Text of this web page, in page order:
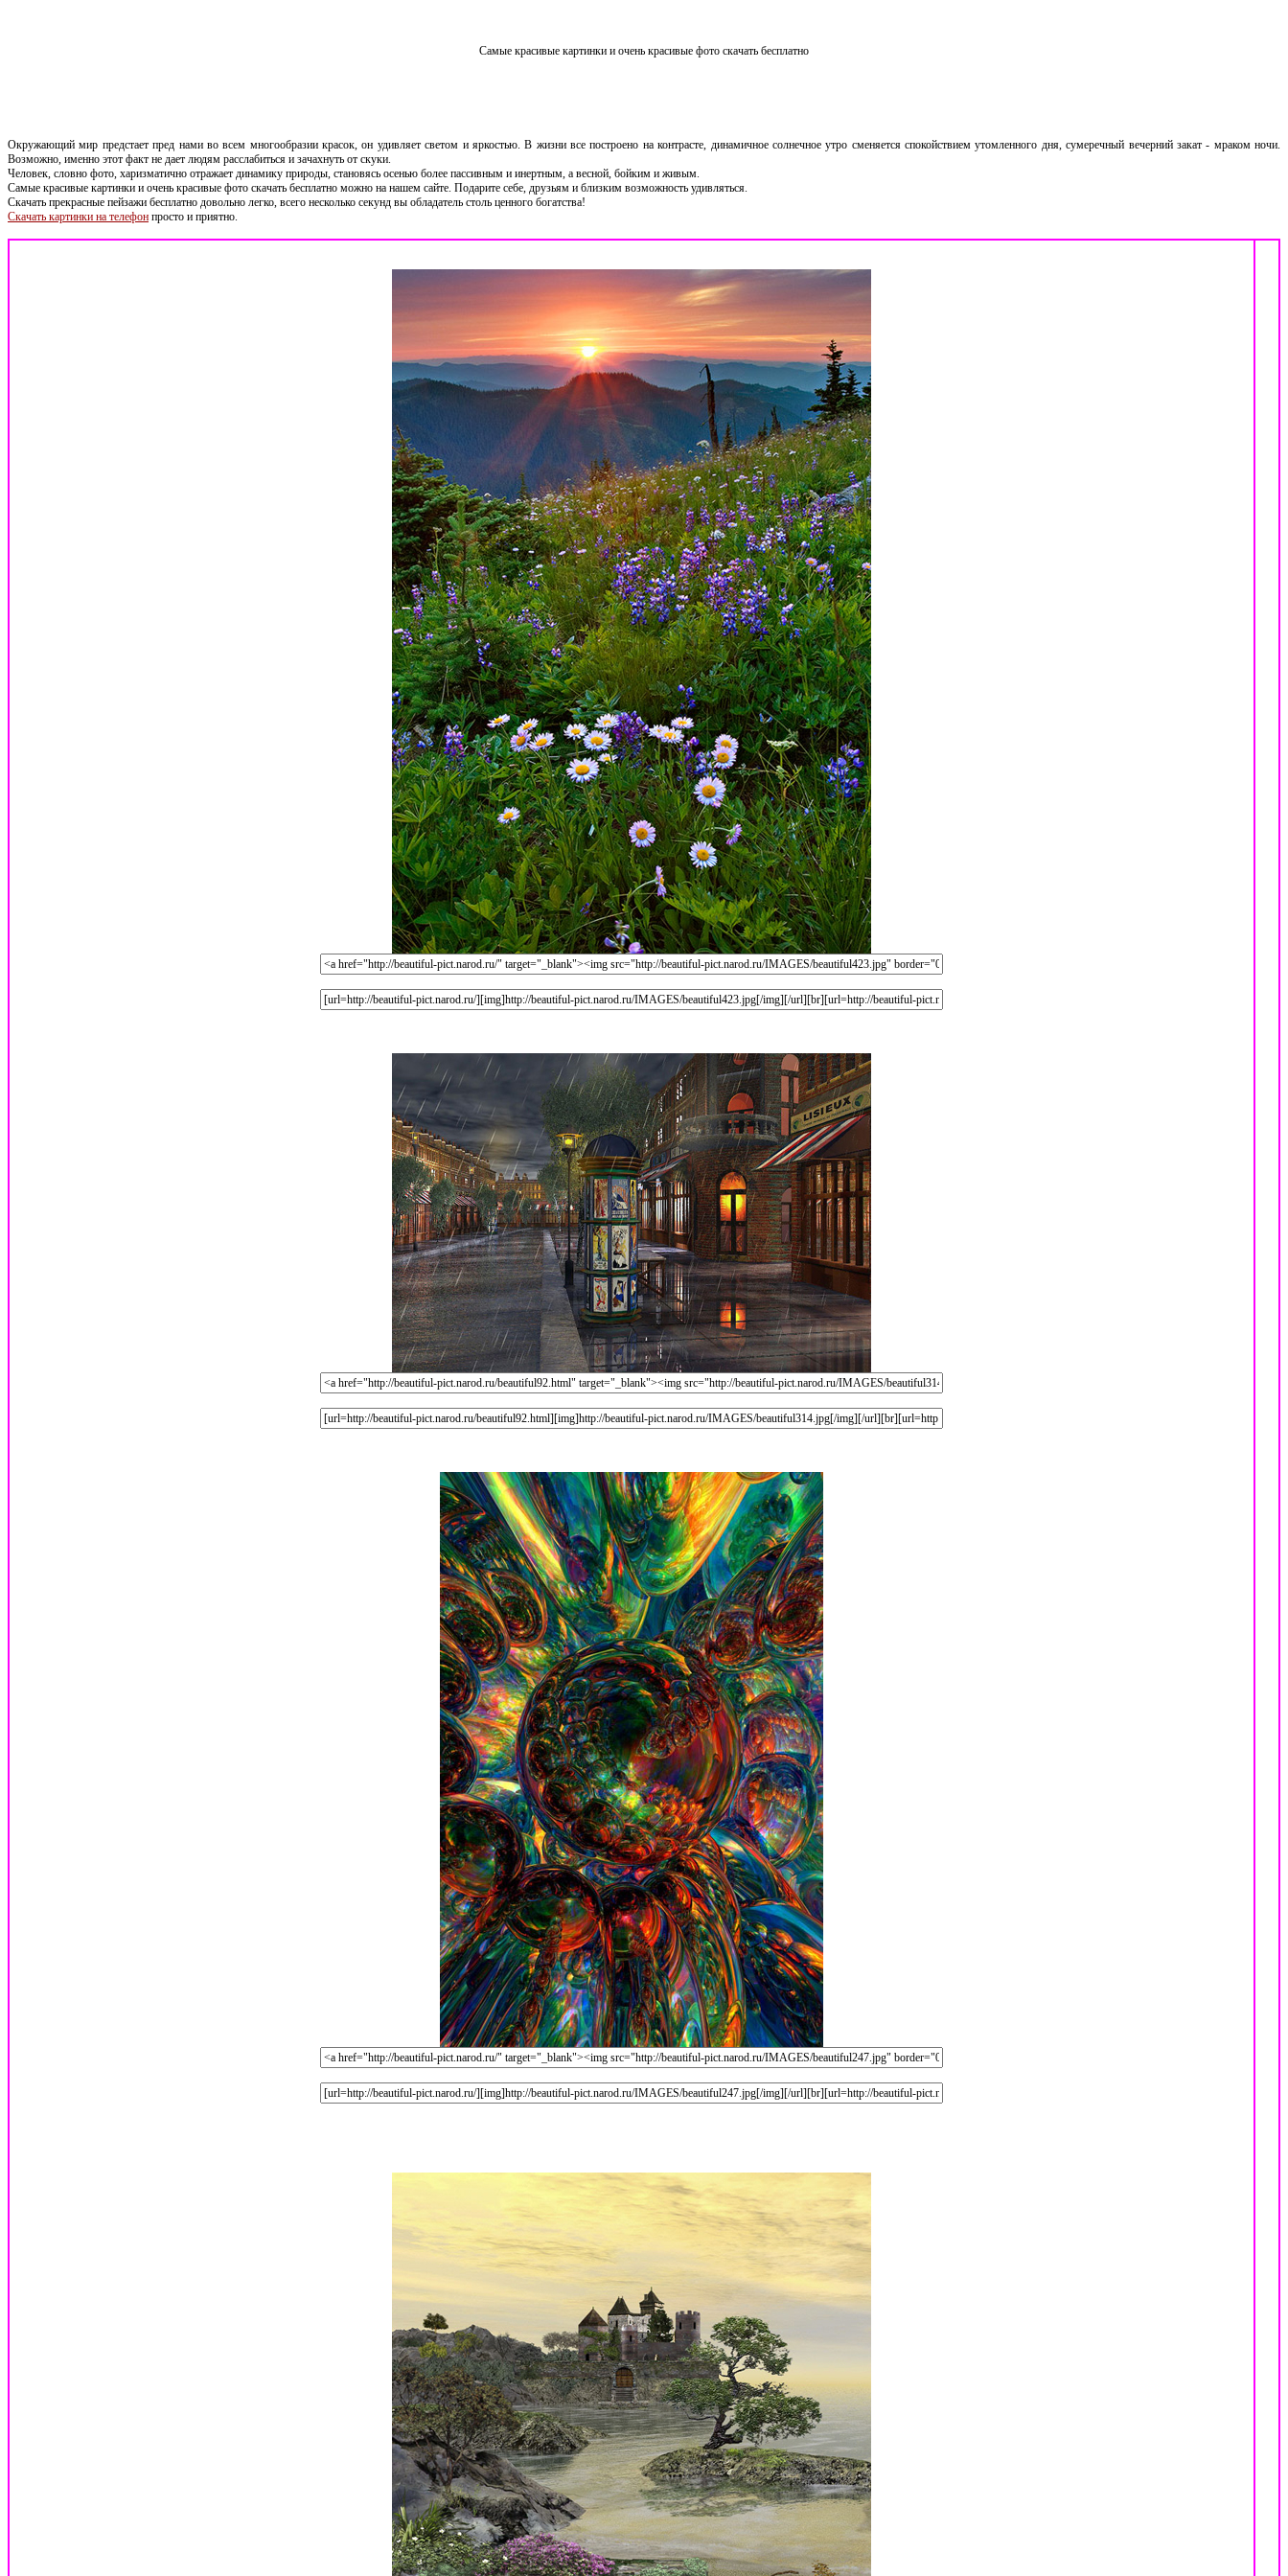
Самые красивые картинки и очень красивые фото скачать бесплатно
Окружающий мир предстает пред нами во всем многообразии красок, он удивляет светом и яркостью. В жизни все построено на контрасте, динамичное солнечное утро сменяется спокойствием утомленного дня, сумеречный вечерний закат - мраком ночи.
Возможно, именно этот факт не дает людям расслабиться и зачахнуть от скуки.
Человек, словно фото, харизматично отражает динамику природы, становясь осенью более пассивным и инертным, а весной, бойким и живым.
Самые красивые картинки и очень красивые фото скачать бесплатно можно на нашем сайте. Подарите себе, друзьям и близким возможность удивляться.
Скачать прекрасные пейзажи бесплатно довольно легко, всего несколько секунд вы обладатель столь ценного богатства!
Скачать картинки на телефон просто и приятно.